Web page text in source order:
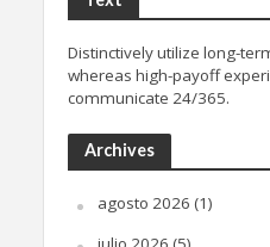
Distinctively utilize long-
whereas high-payoff
communicate 24/365.
Archives
agosto 2026 (1)